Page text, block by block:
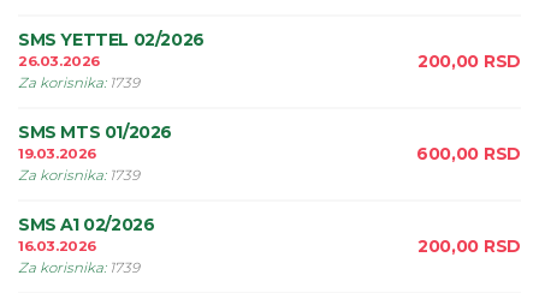
SMS YETTEL 02/2026
26.03.2026
Za korisnika: 1739
200,00 RSD
SMS MTS 01/2026
19.03.2026
Za korisnika: 1739
600,00 RSD
SMS A1 02/2026
16.03.2026
Za korisnika: 1739
200,00 RSD